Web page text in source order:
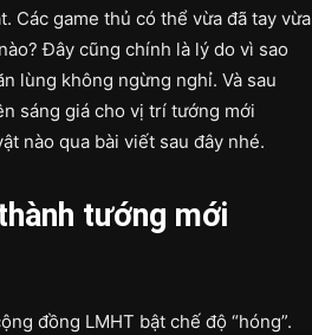
Các game thủ có thể vừa đã tay vừa
Đây cũng chính là lý do vì sao
lùng không ngừng nghỉ. Và sau
sáng giá cho vị trí tướng mới
nào qua bài viết sau đây nhé.
tướng mới
đồng LMHT bật chế độ “hóng”.